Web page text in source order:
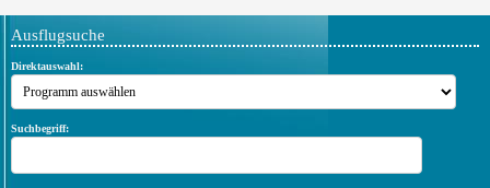
Ausflugsuche
Direktauswahl:
Suchbegriff: